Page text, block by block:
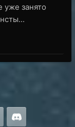
уже занято
Youtube